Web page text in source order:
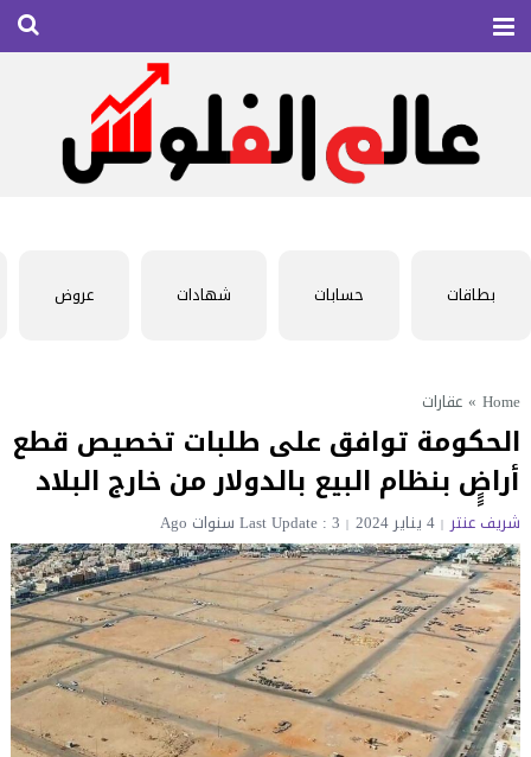
بطاقات حسابات شهادات عروض
Home
» عقارات
الحكومة توافق على طلبات تخصيص قطع
أراضٍٍ بنظام البيع بالدولار من خارج البلاد
شريف عنتر 4 يناير 2024 Last Update : 3 سنوات Ago